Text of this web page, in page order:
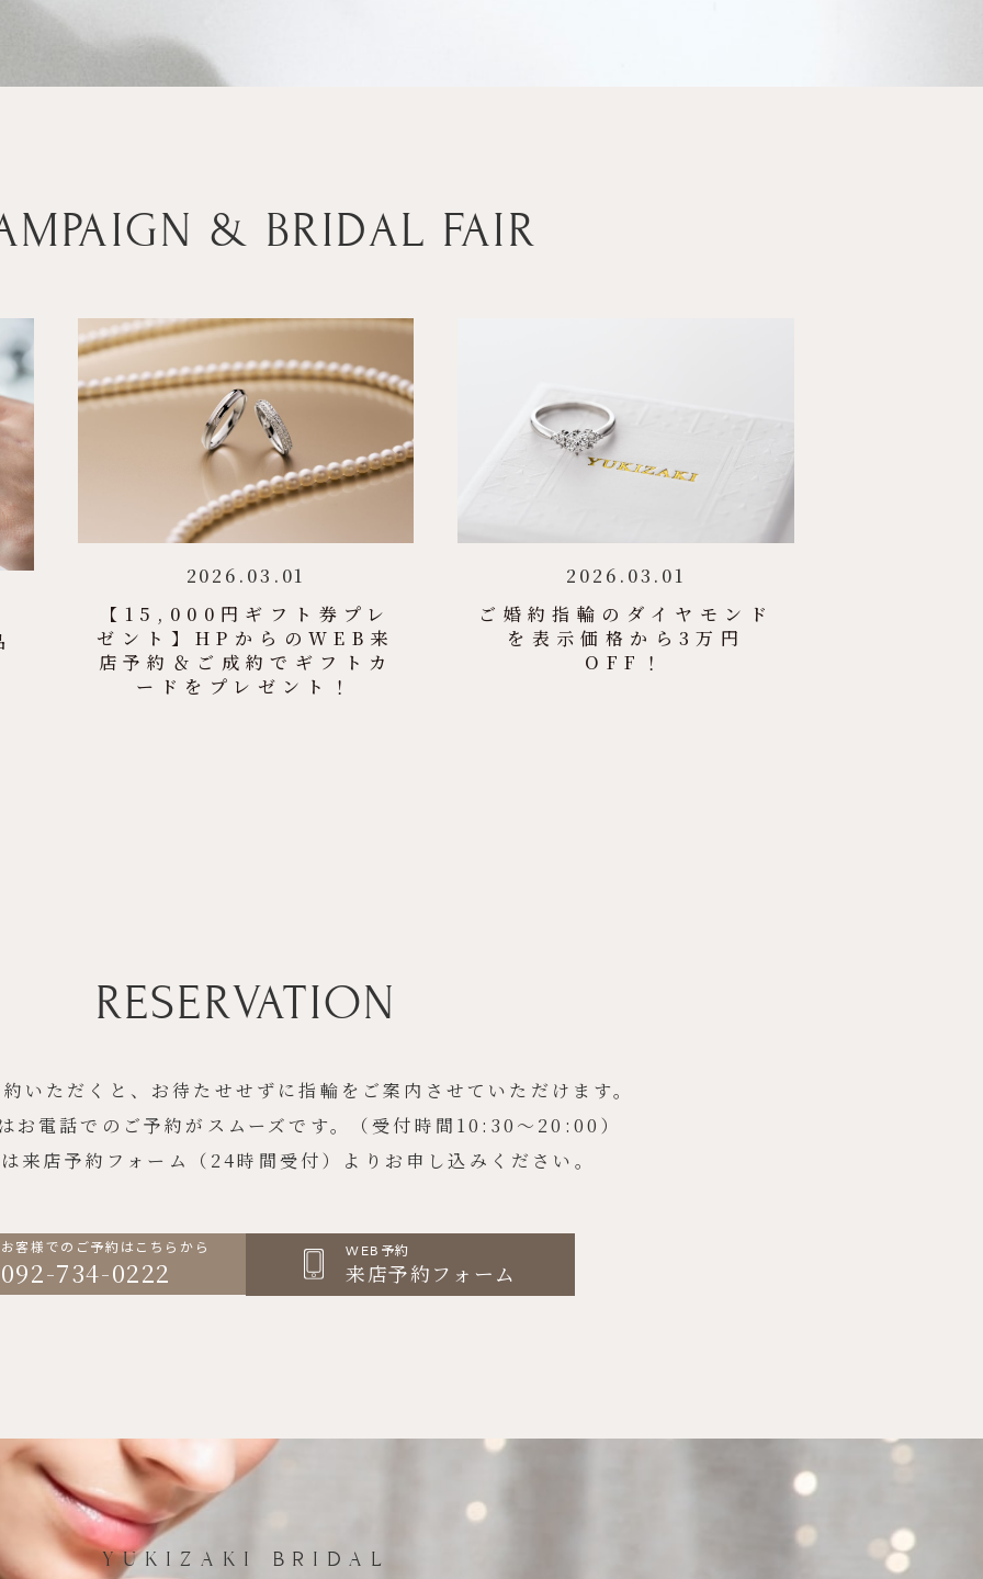
& BRIDAL FAIR
2026.03.01
【15,000円ギフト券プレ
ゼント】HPからのWEB来
店予約＆ご成約でギフトカ
ードをプレゼント！
2026.03.01
ご婚約指輪のダイヤモンド
を表示価格から3万円
OFF！
RESERVATION
いただくと、お待たせせずに指輪をご案内させていただけます。
お電話でのご予約がスムーズです。（受付時間10:30〜20:00）
来店予約フォーム（24時間受付）よりお申し込みください。
お客様でのご予約はこちらから
092-734-0222
WEB予約
来店予約フォーム
YUKIZAKI BRIDAL